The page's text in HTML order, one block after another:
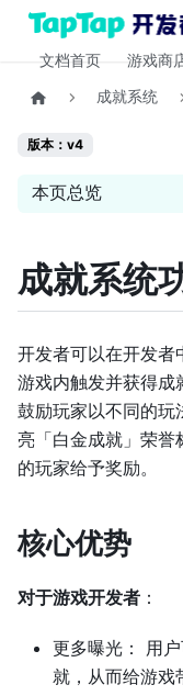
文档首页 游戏商
成就系统
版本：v4
本页总览
成就系统
开发者可以在开发者
游戏内触发并获得成
鼓励玩家以不同的玩
亮「白金成就」荣誉
的玩家给予奖励。
核心优势
对于游戏开发者 ：
更多曝光： 用
就，从而给游戏